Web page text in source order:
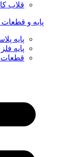
قلاب
پایه و
پایه
پایه